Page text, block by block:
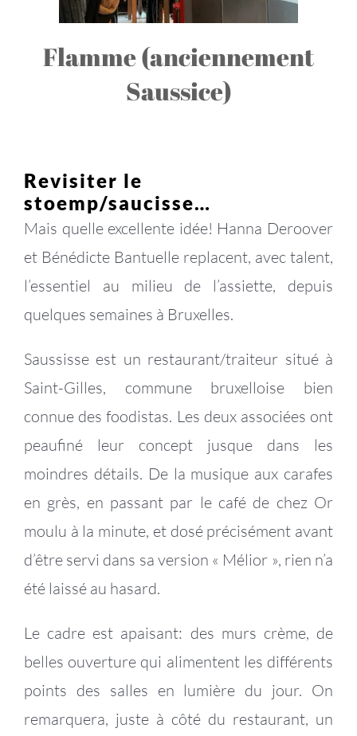
Flamme (anciennement
Saussice)
Revisiter le
stoemp/saucisse…
Mais quelle excellente idée! Hanna Deroover
et Bénédicte Bantuelle replacent, avec talent,
l’essentiel au milieu de l’assiette, depuis
quelques semaines à Bruxelles.
Saussisse est un restaurant/traiteur situé à
Saint-Gilles, commune bruxelloise bien
connue des foodistas. Les deux associées ont
peaufiné leur concept jusque dans les
moindres détails. De la musique aux carafes
en grès, en passant par le café de chez Or
moulu à la minute, et dosé précisément avant
d’être servi dans sa version « Mélior », rien n’a
été laissé au hasard.
Le cadre est apaisant: des murs crème, de
belles ouverture qui alimentent les différents
points des salles en lumière du jour. On
remarquera, juste à côté du restaurant, un